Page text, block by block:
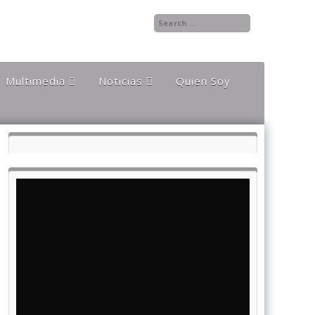
Multimedia
Documentos
Videos
Noticias
Noticias
Noticias Nacionales
Quien Soy